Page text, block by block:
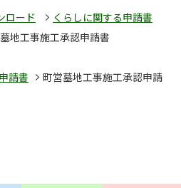
ロード
くらしに関する申請書
地工事施工承認申請書
請書
町営墓地工事施工承認申請